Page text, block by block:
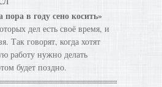
в году сено косить»
дел есть своё время, и
Так говорят, когда хотят
работу нужно делать
будет поздно.